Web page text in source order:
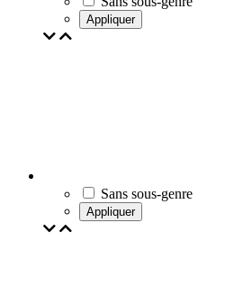
Appliquer
Sans sous-genre
Appliquer